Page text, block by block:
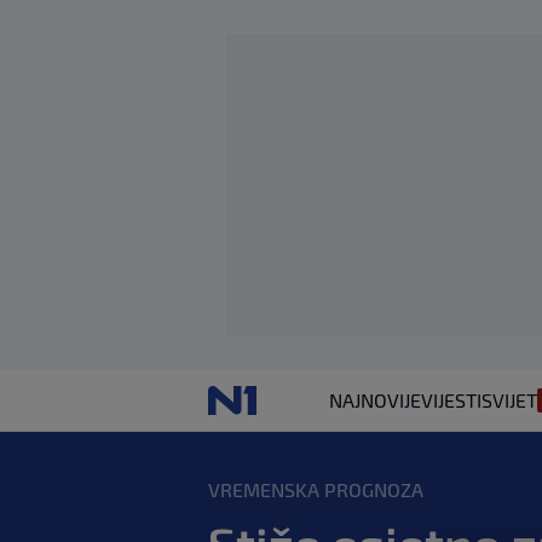
NAJNOVIJEVIJESTISVIJET
VREMENSKA PROGNOZA